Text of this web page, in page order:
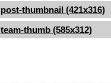
post-thumbnail (421x316)
team-thumb (585x312)